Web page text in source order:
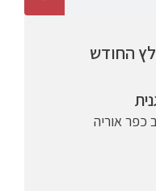
החודש
כפר אוריה